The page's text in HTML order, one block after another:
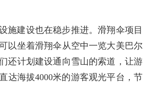
施建设也在稳步推进。滑翔伞项目
以坐着滑翔伞从空中一览大美巴尔
还计划建设通向雪山的索道，让游
达海拔4000米的游客观光平台，节